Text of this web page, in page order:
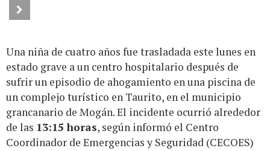
Una niña de cuatro años fue trasladada este lunes en
estado grave a un centro hospitalario después de
sufrir un episodio de ahogamiento en una piscina de
un complejo turístico en Taurito, en el municipio
grancanario de Mogán. El incidente ocurrió alrededor
de las 13:15 horas, según informó el Centro
Coordinador de Emergencias y Seguridad (CECOES)